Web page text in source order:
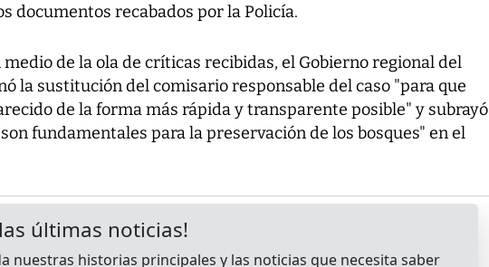
documentos recabados por la Policía.
de la ola de críticas recibidas, el Gobierno regional del
la sustitución del comisario responsable del caso "para que
de la forma más rápida y transparente posible" y subrayó
fundamentales para la preservación de los bosques" en el